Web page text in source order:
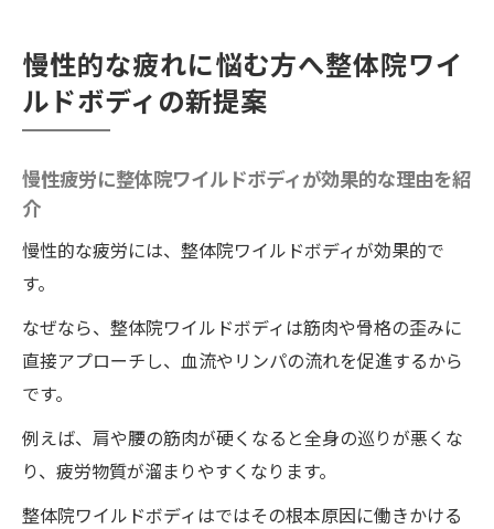
慢性的な疲れに悩む方へ整体院ワイ
ルドボディの新提案
慢性疲労に整体院ワイルドボディが効果的な理由を紹
介
慢性的な疲労には、整体院ワイルドボディが効果的で
す。
なぜなら、整体院ワイルドボディは筋肉や骨格の歪みに
直接アプローチし、血流やリンパの流れを促進するから
です。
例えば、肩や腰の筋肉が硬くなると全身の巡りが悪くな
り、疲労物質が溜まりやすくなります。
整体院ワイルドボディはではその根本原因に働きかける